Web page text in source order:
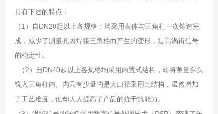
具有下述的特点：
（1）自DN20起以上各规格：均采用表体与三角柱一次铸造完
成，减少了测量孔因焊接三角柱而产生的变形，提高涡街信号
的稳定性。
（2）自DN40起以上各规格均采用内置式结构，即将测量探头
镶入三角柱内。内只有少量的是大口径采用此结构，虽然增加
了工艺难度，但却大大提高了产品的抗干扰能力。